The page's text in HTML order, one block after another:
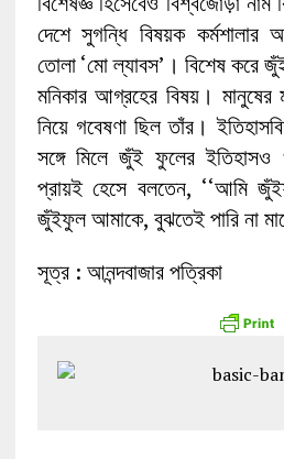
দেশে সুগন্ধি বিষয়ক
তোলা ‘মো ল্যাবস’। বিশেষ করে
মনিকার আগ্রহের বিষয়। মানুষের
নিয়ে গবেষণা ছিল তাঁর।
সঙ্গে মিলে জুঁই ফুলের
প্রায়ই হেসে বলতেন, ‘‘আমি
জুঁইফুল আমাকে, বুঝতেই পারি না
সূত্র : আনন্দবাজার পত্রিকা